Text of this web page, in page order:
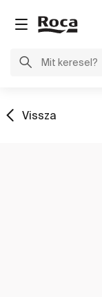
Vissza